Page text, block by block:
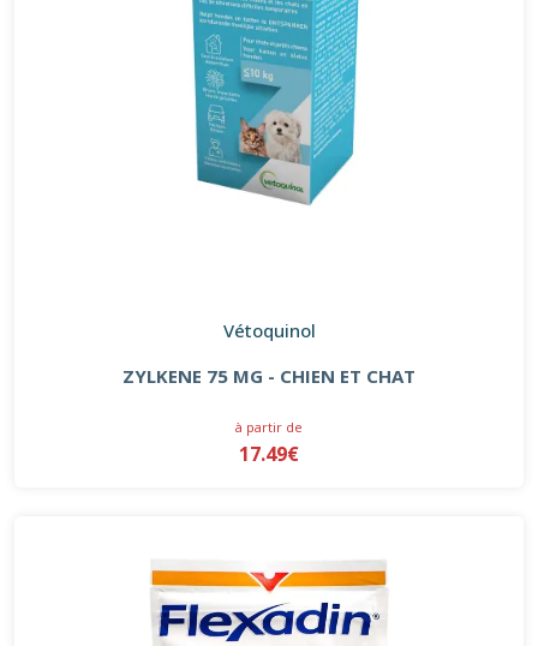
Vétoquinol
ZYLKENE 75 MG - CHIEN ET CHAT
à partir de
17.49€